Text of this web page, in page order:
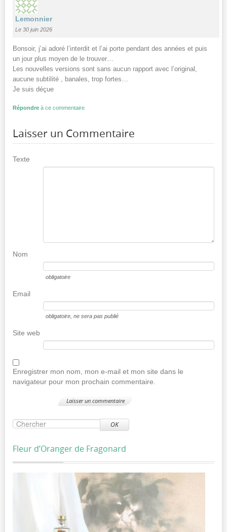
Lemonnier
Le 30 juin 2026
Bonsoir, j’ai adoré l’interdit et l’ai porte pendant des années et puis
un jour plus moyen de le trouver…
Les nouvelles versions sont sans aucun rapport avec l’original,
aucune subtilité , banales, trop fortes…
Je suis déçue
Répondre à ce commentaire
Laisser un Commentaire
Texte
Nom
obligatoire
Email
obligatoire , ne sera pas publié
Site web
Enregistrer mon nom, mon e-mail et mon site dans le
navigateur pour mon prochain commentaire.
OK
Fleur d’Oranger de Fragonard